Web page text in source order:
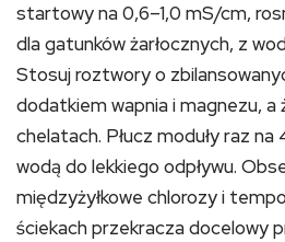
startowy na 0,6–1,0 mS/cm,
dla gatunków żarłocznych, z
Stosuj roztwory o
dodatkiem wapnia i magnezu, a
chelatach. Płucz moduły raz
wodą do lekkiego odpływu.
międzyżyłkowe chlorozy i
ściekach przekracza docelowy